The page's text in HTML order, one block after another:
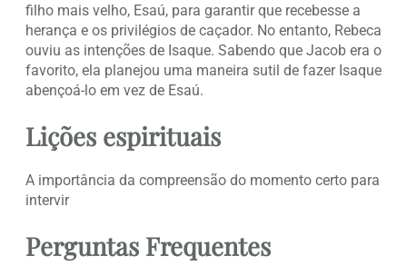
filho mais velho, Esaú, para garantir que recebesse a
herança e os privilégios de caçador. No entanto, Rebeca
ouviu as intenções de Isaque. Sabendo que Jacob era o
favorito, ela planejou uma maneira sutil de fazer Isaque
abençoá-lo em vez de Esaú.
Lições espirituais
A importância da compreensão do momento certo para
intervir
Perguntas Frequentes